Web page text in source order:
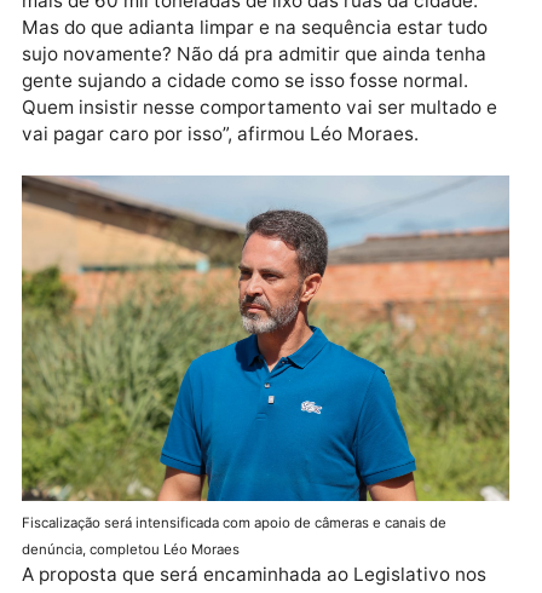
necessário agir com firmeza diante de práticas que
prejudicam o bem-estar da cidade.
“Porto Velho passa pela maior operação de limpeza
história, que é a operação Cidade Limpa. Já tiramos
Mas do que adianta limpar e na sequência estar tudo
sujo novamente? Não dá pra admitir que ainda tenha
gente sujando a cidade como se isso fosse normal.
Quem insistir nesse comportamento vai ser multado
vai pagar caro por isso”, afirmou Léo Moraes.